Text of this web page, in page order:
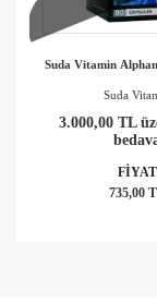
Suda Vitamin
Suda
3.000,00 TL
FİYAT
735,00